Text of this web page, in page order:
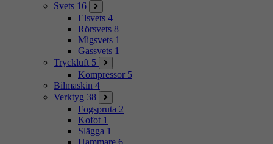
Svets 16
Elsvets 4
Rörsvets 8
Migsvets 1
Gassvets 1
Tryckluft 5
Kompressor 5
Bilmaskin 4
Verktyg 38
Fogspruta 2
Kofot 1
Slägga 1
Hammare 6